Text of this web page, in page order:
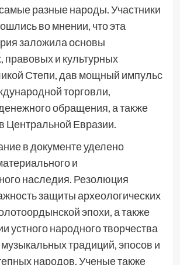
разные народы. Участники
во мнении, что эта
заложила основы
правовых и культурных
Степи, дав мощный импульс
торговли,
обращения, а также
Центральной Евразии.
в документе уделено
и
наследия. Резолюция
защиты археологических
эпохи, а также
устного народного творчества
традиций, эпосов и
народов. Ученые также